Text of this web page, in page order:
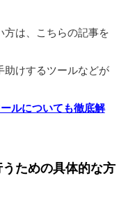
方は、こちらの記事を
助けするツールなどが
ルについても徹底解
ための具体的な方